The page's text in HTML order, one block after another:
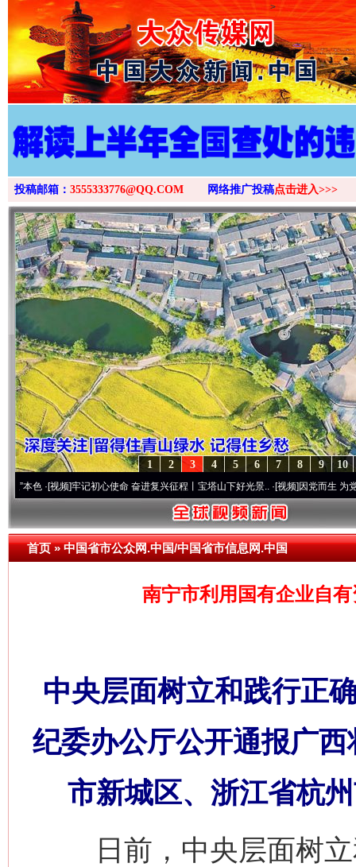
>
投稿邮箱： 3555333776@QQ.COM 网络推广投稿点击进入>>>
10
9
8
7
6
5
4
3
2
1
视频]牢记初心使命 奋进复兴征程丨宝塔山下好光景..·[视频]因党而生 为党而战——
首页»中国省市公众网.中国/中国省市信息网.中国
南宁市利用国有企业自
中央层面树立和践行正
纪委办公厅公开通报广
市新城区、浙江省杭
日前，中央层面树立